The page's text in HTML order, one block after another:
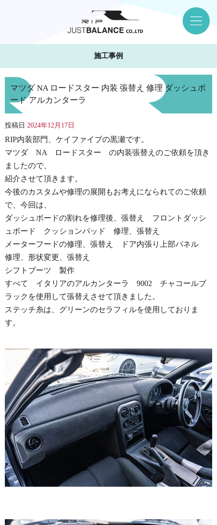
施工事例
マツダ NA ロードスター 内装 張替え 修理 ダッシュボ
ード アルカンターラ
投稿日 2024年12月17日
RIP内装部門、ケイファイブの黒瀬です。
マツダ NA ロードスター の内装張替えのご依頼を頂き
ましたので、
紹介させて頂きます。
今後のカスタムや修理の展開もお考えになられてのご依頼
で、今回は、
ダッシュボードの割れを修理後、張替え フロントダッシ
ュボード クッションパッド 修理、張替え
メーターフードの修理、張替え ドア内張り上部パネル
修理、形状変更、張替え
シフトブーツ 製作
すべて イタリアのアルカンターラ 9002 チャコールブ
ラックを使用して張替えさせて頂きました。
ステッチ糸は、グリーンのセラフィルを使用しておりま
す。